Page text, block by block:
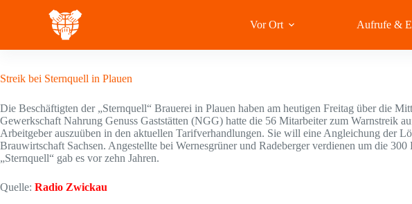
Vor Ort Aufrufe &
16 November 2020
Streik bei Sternquell in Plauen
Die Beschäftigten der „Sternquell“ Brauerei in Plauen haben am heutigen Freitag über die
Gewerkschaft Nahrung Genuss Gaststätten (NGG) hatte die 56 Mitarbeiter zum Warnstreik
Arbeitgeber auszuüben in den aktuellen Tarifverhandlungen. Sie will eine Angleichung der
Brauwirtschaft Sachsen. Angestellte bei Wernesgrüner und Radeberger verdienen um die
„Sternquell“ gab es vor zehn Jahren.
Quelle: Radio Zwickau